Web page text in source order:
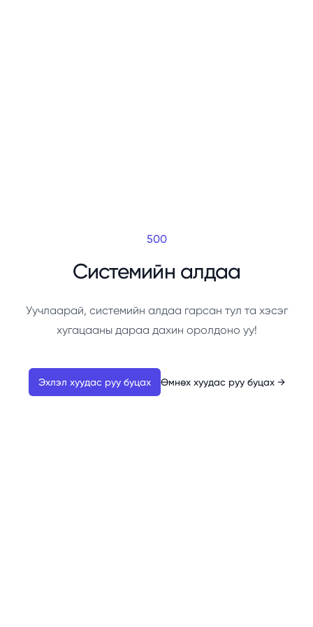
500
Системийн алдаа
Уучлаарай, системийн алдаа гарсан тул та хэсэг
хугацааны дараа дахин оролдоно уу!
Эхлэл хуудас руу буцах Өмнөх хуудас руу буцах →